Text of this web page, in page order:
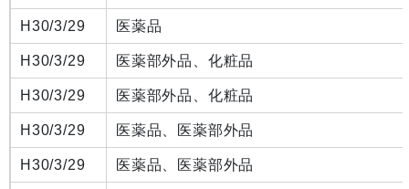
H30/3/29 医薬品
H30/3/29 医薬部外品、化粧品
H30/3/29 医薬部外品、化粧品
H30/3/29 医薬品、医薬部外品
H30/3/29 医薬品、医薬部外品